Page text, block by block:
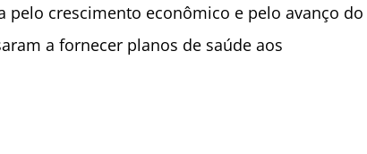
pelo crescimento econômico e pelo avanço do
a fornecer planos de saúde aos